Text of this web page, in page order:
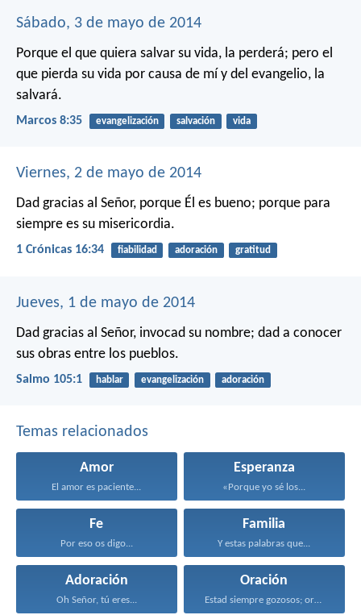
Sábado, 3 de mayo de 2014
Porque el que quiera salvar su vida, la perderá; pero el
que pierda su vida por causa de mí y del evangelio, la
salvará.
Marcos 8:35 evangelización salvación vida
Viernes, 2 de mayo de 2014
Dad gracias al Señor, porque Él es bueno; porque para
siempre es su misericordia.
1 Crónicas 16:34 fiabilidad adoración gratitud
Jueves, 1 de mayo de 2014
Dad gracias al Señor, invocad su nombre; dad a conocer
sus obras entre los pueblos.
Salmo 105:1 hablar evangelización adoración
Temas relacionados
Amor
El amor es paciente...
Esperanza
«Porque yo sé los...
Fe
Por eso os digo...
Familia
Y estas palabras que...
Adoración
Oh Señor, tú eres...
Oración
Estad siempre gozosos; orad...